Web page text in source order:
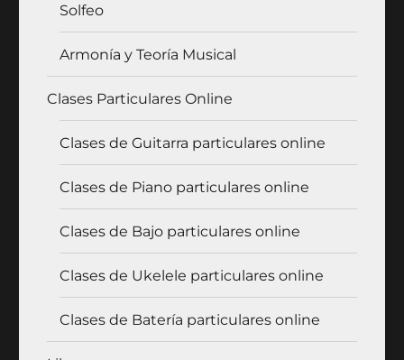
Solfeo
Armonía y Teoría Musical
Clases Particulares Online
Clases de Guitarra particulares online
Clases de Piano particulares online
Clases de Bajo particulares online
Clases de Ukelele particulares online
Clases de Batería particulares online